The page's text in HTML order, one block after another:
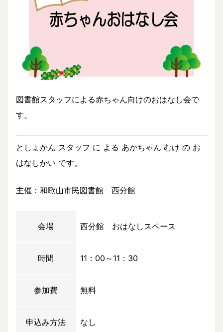
図書館スタッフによる赤ちゃん向けのおはなし会で
す。
としょかん スタッフ に よる あかちゃん むけ の お
はなしかい です。
主催：和歌山市民図書館 西分館
会場 西分館 おはなしスペース
時間 11：00～11：30
参加費 無料
申込み方法 なし